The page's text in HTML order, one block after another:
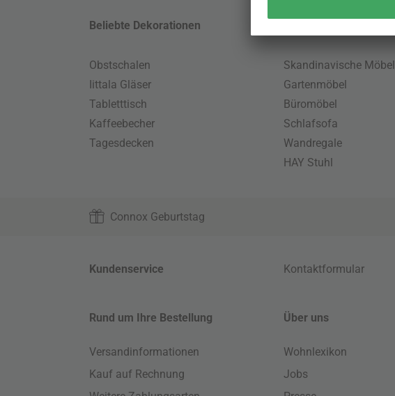
Beliebte Dekorationen
Obstschalen
Iittala Gläser
Tabletttisch
Kaffeebecher
Tagesdecken
Skandinavische Möbel
Gartenmöbel
Büromöbel
Schlafsofa
Wandregale
HAY Stuhl
Connox Geburtstag
Kundenservice Kontaktformular
Rund um Ihre Bestellung
Versandinformationen
Kauf auf Rechnung
Über uns
Wohnlexikon
Jobs